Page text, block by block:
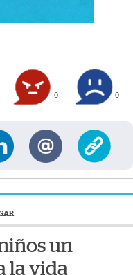
0 0
un
la vida